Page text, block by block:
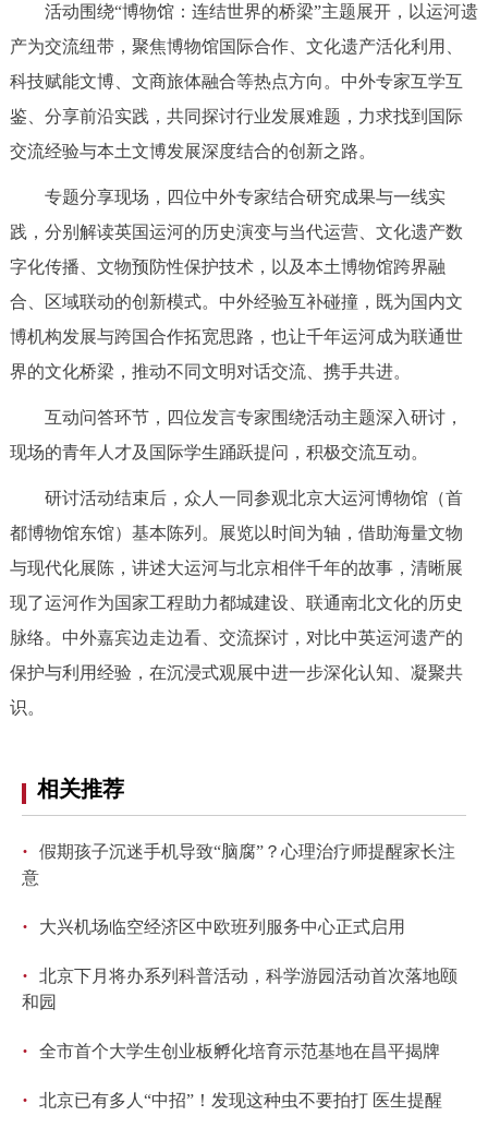
12345网上接诉即办 我要咨询 我要建议
参与调查 在线访谈 图说互动
北京概况 十六区概览 人文北京
绿色北京 图说北京 视频北京
多语种
한국어
ESPAÑOL العربية PORTUGUÊS
ITALIANO
回到顶部
活动围绕“博物馆：连结世界的桥梁”主题展开，以运河遗
产为交流纽带，聚焦博物馆国际合作、文化遗产活化利用、
科技赋能文博、文商旅体融合等热点方向。中外专家互学互
鉴、分享前沿实践，共同探讨行业发展难题，力求找到国际
交流经验与本土文博发展深度结合的创新之路。
专题分享现场，四位中外专家结合研究成果与一线实
践，分别解读英国运河的历史演变与当代运营、文化遗产数
字化传播、文物预防性保护技术，以及本土博物馆跨界融
合、区域联动的创新模式。中外经验互补碰撞，既为国内文
博机构发展与跨国合作拓宽思路，也让千年运河成为联通世
界的文化桥梁，推动不同文明对话交流、携手共进。
互动问答环节，四位发言专家围绕活动主题深入研讨，
现场的青年人才及国际学生踊跃提问，积极交流互动。
研讨活动结束后，众人一同参观北京大运河博物馆（首
都博物馆东馆）基本陈列。展览以时间为轴，借助海量文物
与现代化展陈，讲述大运河与北京相伴千年的故事，清晰展
现了运河作为国家工程助力都城建设、联通南北文化的历史
脉络。中外嘉宾边走边看、交流探讨，对比中英运河遗产的
保护与利用经验，在沉浸式观展中进一步深化认知、凝聚共
识。
相关推荐
·
假期孩子沉迷手机导致“脑腐”？心理治疗师提醒家长注
意
· 大兴机场临空经济区中欧班列服务中心正式启用
·
北京下月将办系列科普活动，科学游园活动首次落地颐
和园
· 全市首个大学生创业板孵化培育示范基地在昌平揭牌
· 北京已有多人“中招”！发现这种虫不要拍打 医生提醒